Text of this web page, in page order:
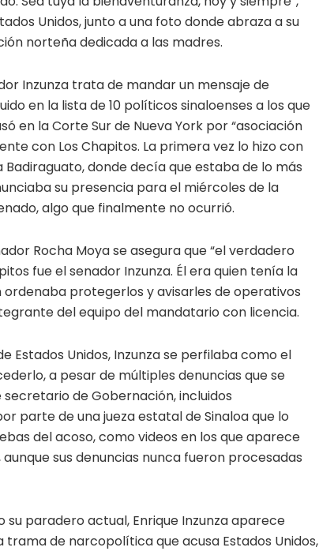
Unidos, junto a una foto donde abraza a su
norteña dedicada a las madres.
Inzunza trata de mandar un mensaje de
en la lista de 10 políticos sinaloenses a los que
en la Corte Sur de Nueva York por “asociación
con Los Chapitos. La primera vez lo hizo con
donde decía que estaba de lo más
su presencia para el miércoles de la
algo que finalmente no ocurrió.
Rocha Moya se asegura que “el verdadero
fue el senador Inzunza. Él era quien tenía la
protegerlos y avisarles de operativos
del equipo del mandatario con licencia.
Estados Unidos, Inzunza se perfilaba como el
a pesar de múltiples denuncias que se
de Gobernación, incluidos
parte de una jueza estatal de Sinaloa que lo
del acoso, como videos en los que aparece
sus denuncias nunca fueron procesadas
su paradero actual, Enrique Inzunza aparece
de narcopolítica que acusa Estados Unidos,